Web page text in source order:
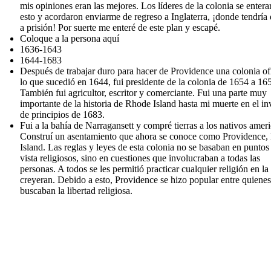
mis opiniones eran las mejores. Los líderes de la colonia se
esto y acordaron enviarme de regreso a Inglaterra, ¡donde tendría
a prisión! Por suerte me enteré de este plan y escapé.
Coloque a la persona aquí
1636-1643
1644-1683
Después de trabajar duro para hacer de Providence una colonia
lo que sucedió en 1644, fui presidente de la colonia de 1654 a
También fui agricultor, escritor y comerciante. Fui una parte muy
importante de la historia de Rhode Island hasta mi muerte en el
de principios de 1683.
Fui a la bahía de Narragansett y compré tierras a los nativos
Construí un asentamiento que ahora se conoce como Providence,
Island. Las reglas y leyes de esta colonia no se basaban en puntos
vista religiosos, sino en cuestiones que involucraban a todas las
personas. A todos se les permitió practicar cualquier religión en la
creyeran. Debido a esto, Providence se hizo popular entre quienes
buscaban la libertad religiosa.